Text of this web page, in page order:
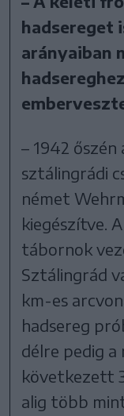
hadsereget
arányaiban
– 1942 őszén
sztálingrádi
német
kiegészítve.
tábornok
Sztálingrád
km-es
hadsereg
délre pedig a
következett
alig több